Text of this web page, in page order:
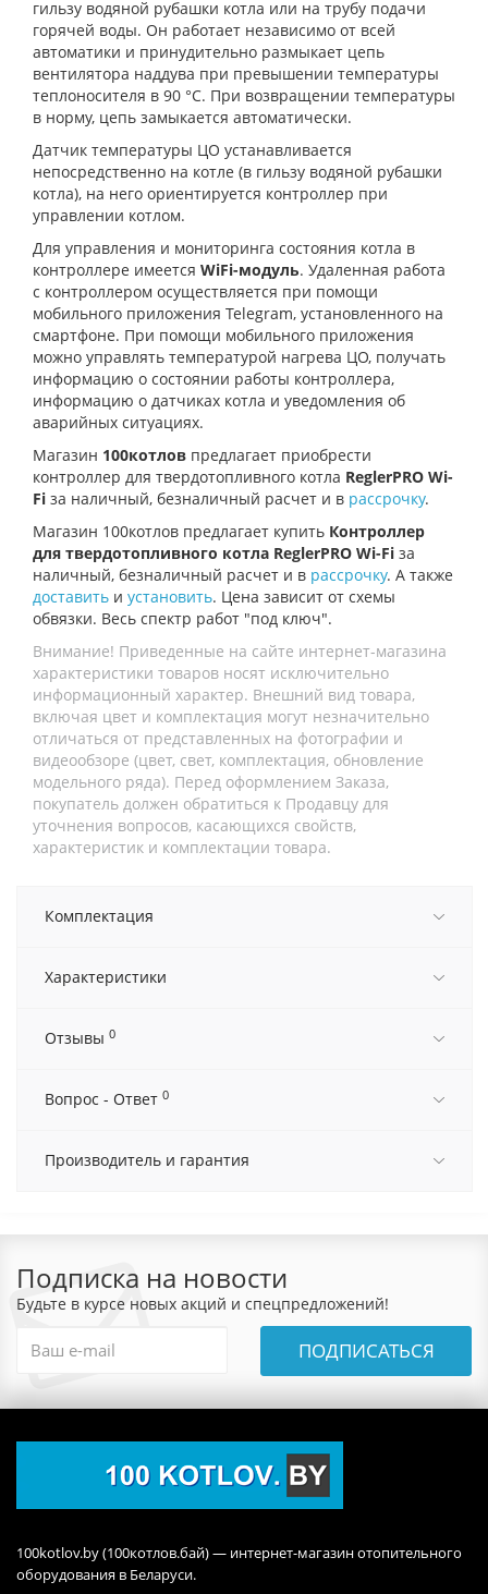
гильзу водяной рубашки котла или на трубу подачи
горячей воды. Он работает независимо от всей
автоматики и принудительно размыкает цепь
вентилятора наддува при превышении температуры
теплоносителя в 90 °C. При возвращении температуры
в норму, цепь замыкается автоматически.
Датчик температуры ЦО устанавливается
непосредственно на котле (в гильзу водяной рубашки
котла), на него ориентируется контроллер при
управлении котлом.
Для управления и мониторинга состояния котла в
контроллере имеется WiFi-модуль. Удаленная работа
с контроллером осуществляется при помощи
мобильного приложения Telegram, установленного на
смартфоне. При помощи мобильного приложения
можно управлять температурой нагрева ЦО, получать
информацию о состоянии работы контроллера,
информацию о датчиках котла и уведомления об
аварийных ситуациях.
Магазин 100котлов предлагает приобрести
контроллер для твердотопливного котла ReglerPRO Wi-
Fi за наличный, безналичный расчет и в рассрочку.
Магазин 100котлов предлагает купить Контроллер
для твердотопливного котла ReglerPRO Wi-Fi за
наличный, безналичный расчет и в рассрочку. А также
доставить и установить. Цена зависит от схемы
обвязки. Весь спектр работ "под ключ".
Внимание! Приведенные на сайте интернет-магазина
характеристики товаров носят исключительно
информационный характер. Внешний вид товара,
включая цвет и комплектация могут незначительно
отличаться от представленных на фотографии и
видеообзоре (цвет, свет, комплектация, обновление
модельного ряда). Перед оформлением Заказа,
покупатель должен обратиться к Продавцу для
уточнения вопросов, касающихся свойств,
характеристик и комплектации товара.
Комплектация
Характеристики
Отзывы 0
Вопрос - Ответ 0
Производитель и гарантия
Подписка на новости
Будьте в курсе новых акций и спецпредложений!
ПОДПИСАТЬСЯ
100kotlov.by (100котлов.бай) — интернет-магазин отопительного
оборудования в Беларуси.